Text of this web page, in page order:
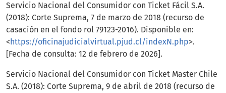
Servicio Nacional del Consumidor con Ticket Fácil S.A.
(2018): Corte Suprema, 7 de marzo de 2018 (recurso de
casación en el fondo rol 79123-2016). Disponible en:
< https://oficinajudicialvirtual.pjud.cl/indexN.php>.
[Fecha de consulta: 12 de febrero de 2026].
Servicio Nacional del Consumidor con Ticket Master Chile
S.A. (2018): Corte Suprema, 9 de abril de 2018 (recurso de